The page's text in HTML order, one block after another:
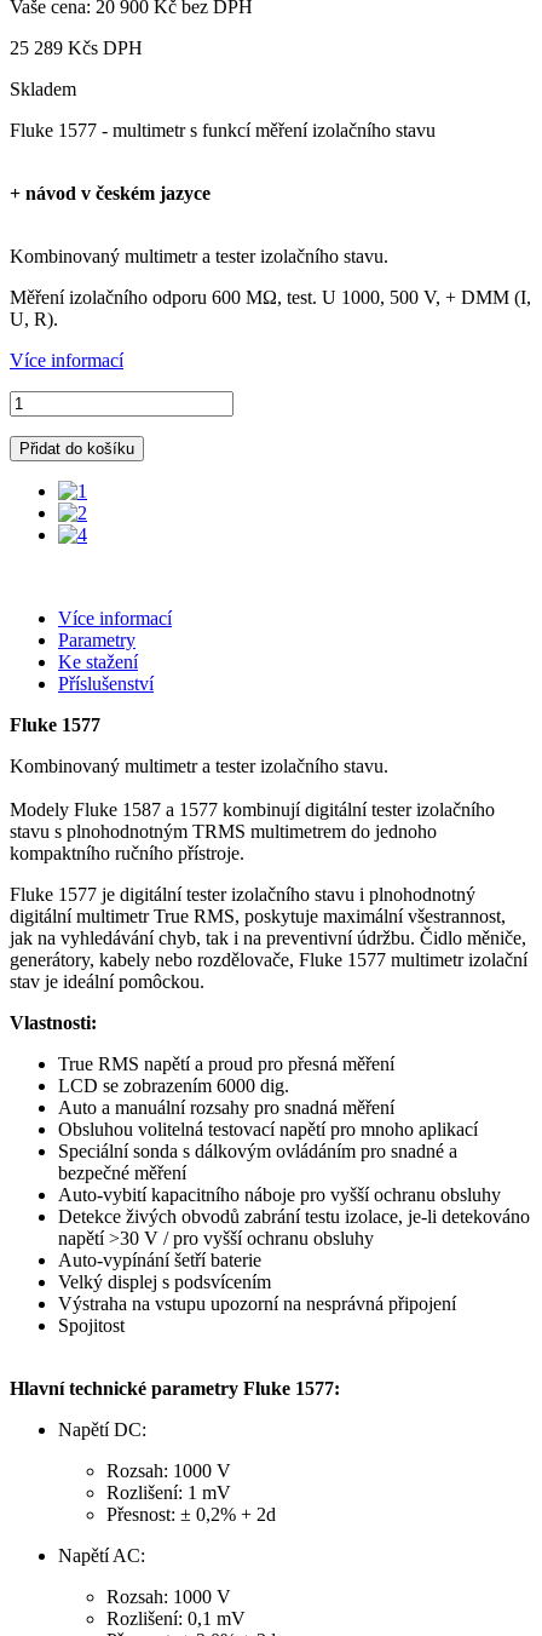
Vaše cena: 20 900 Kč bez DPH
25 289 Kčs DPH
Skladem
Fluke 1577 - multimetr s funkcí měření izolačního stavu
+ návod v českém jazyce
Kombinovaný multimetr a tester izolačního stavu.
Měření izolačního odporu 600 MΩ, test. U 1000, 500 V, + DMM (I,
U, R).
Více informací
Přidat do košíku
Více informací
Parametry
Ke stažení
Příslušenství
Fluke 1577
Kombinovaný multimetr a tester izolačního stavu.
Modely Fluke 1587 a 1577 kombinují digitální tester izolačního
stavu s plnohodnotným TRMS multimetrem do jednoho
kompaktního ručního přístroje.
Fluke 1577 je digitální tester izolačního stavu i plnohodnotný
digitální multimetr True RMS, poskytuje maximální všestrannost,
jak na vyhledávání chyb, tak i na preventivní údržbu. Čidlo měniče,
generátory, kabely nebo rozdělovače, Fluke 1577 multimetr izolační
stav je ideální pomôckou.
Vlastnosti:
True RMS napětí a proud pro přesná měření
LCD se zobrazením 6000 dig.
Auto a manuální rozsahy pro snadná měření
Obsluhou volitelná testovací napětí pro mnoho aplikací
Speciální sonda s dálkovým ovládáním pro snadné a
bezpečné měření
Auto-vybití kapacitního náboje pro vyšší ochranu obsluhy
Detekce živých obvodů zabrání testu izolace, je-li detekováno
napětí >30 V / pro vyšší ochranu obsluhy
Auto-vypínání šetří baterie
Velký displej s podsvícením
Výstraha na vstupu upozorní na nesprávná připojení
Spojitost
Hlavní technické parametry Fluke 1577:
Napětí DC:
Rozsah: 1000 V
Rozlišení: 1 mV
Přesnost: ± 0,2% + 2d
Napětí AC:
Rozsah: 1000 V
Rozlišení: 0,1 mV